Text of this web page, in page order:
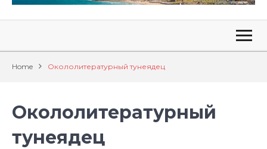
Home Окололитературный тунеядец
Окололитературный
тунеядец